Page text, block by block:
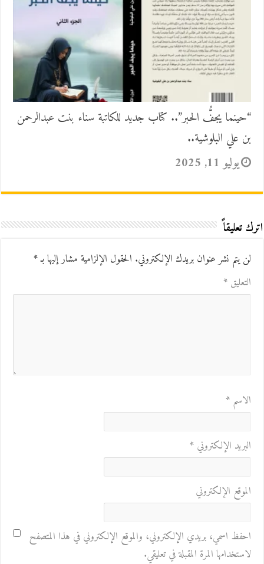
“حينما يجفُّ الحبر”.. كتاب جديد للكاتبة سناء بنت عبدالرحمن
بن علي البلوشية..
يوليو 11, 2025
اترك تعليقاً
لن يتم نشر عنوان بريدك الإلكتروني. الحقول الإلزامية مشار إليها بـ*
التعليق*
الاسم*
البريد الإلكتروني*
الموقع الإلكتروني
احفظ اسمي، بريدي الإلكتروني، والموقع الإلكتروني في هذا المتصفح
لاستخدامها المرة المقبلة في تعليقي.